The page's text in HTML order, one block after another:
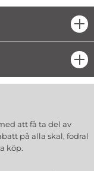
att få ta del av
på alla skal, fodral
köp.